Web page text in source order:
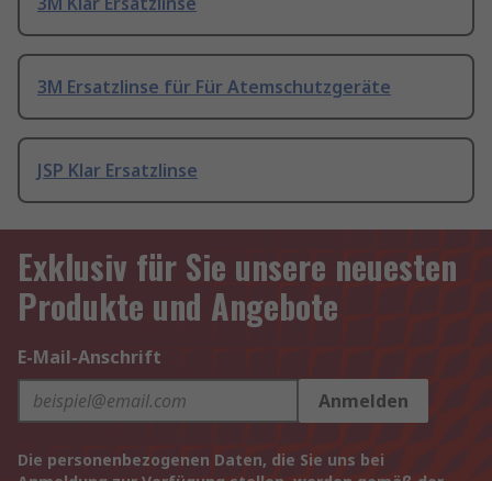
3M Ersatzlinse für Für Atemschutzgeräte
JSP Klar Ersatzlinse
Exklusiv für Sie unsere neuesten
Produkte und Angebote
E-Mail-Anschrift
Anmelden
Die personenbezogenen Daten, die Sie uns bei